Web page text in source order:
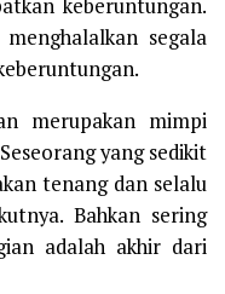
keberuntungan.
segala
merupakan mimpi
yang sedikit
tenang dan selalu
Bahkan sering
adalah akhir dari